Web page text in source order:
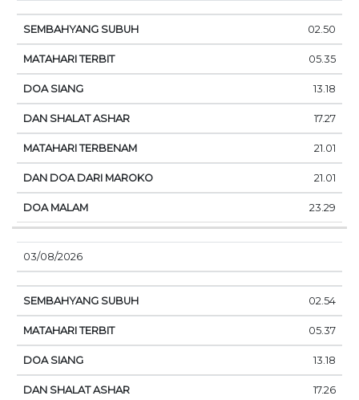
02.50
05.35
13.18
17.27
21.01
21.01
23.29
03/08/2026
02.54
05.37
13.18
17.26